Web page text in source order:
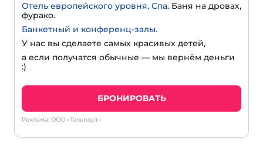
Отель европейского уровня. Спа. Баня на дровах,
фурако.
Банкетный и конференц-залы.
У нас вы сделаете самых красивых детей,
а если получатся обычные — мы вернём деньги
:)
БРОНИРОВАТЬ
Реклама: ООО «Телепорт»